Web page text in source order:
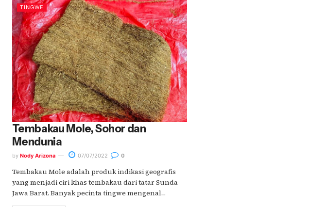
TINGWE
Tembakau Mole, Sohor dan
Mendunia
by Nody Arizona 07/07/2022 0
Tembakau Mole adalah produk indikasi geografis
yang menjadi ciri khas tembakau dari tatar Sunda
Jawa Barat. Banyak pecinta tingwe mengenal....